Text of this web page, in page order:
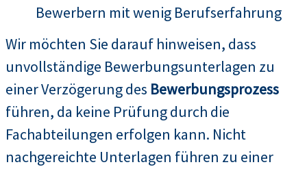
Bewerbern mit wenig Berufserfahrung
Wir möchten Sie darauf hinweisen, dass
unvollständige Bewerbungsunterlagen zu
einer Verzögerung des Bewerbungsprozess
führen, da keine Prüfung durch die
Fachabteilungen erfolgen kann. Nicht
nachgereichte Unterlagen führen zu einer